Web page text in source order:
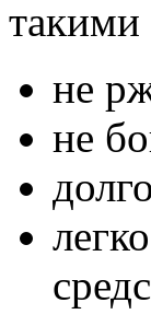
такими
не
не